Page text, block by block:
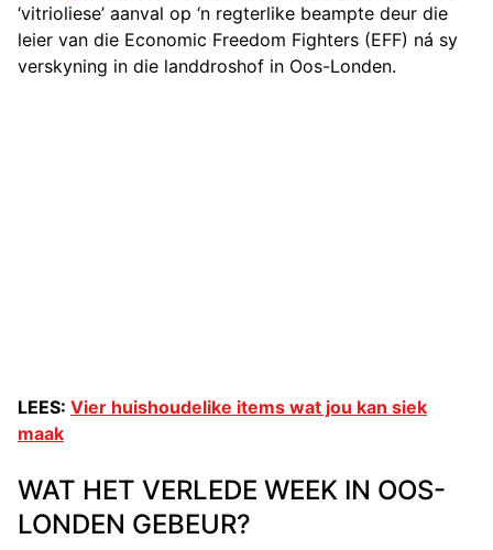
‘vitrioliese’ aanval op ‘n regterlike beampte deur die
leier van die Economic Freedom Fighters (EFF) ná sy
verskyning in die landdroshof in Oos-Londen.
LEES: Vier huishoudelike items wat jou kan siek
maak
WAT HET VERLEDE WEEK IN OOS-
LONDEN GEBEUR?